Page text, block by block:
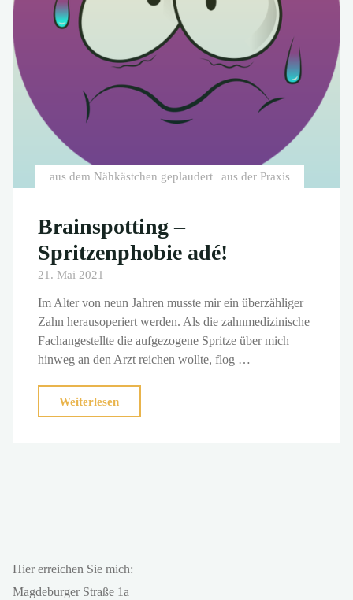
aus dem Nähkästchen geplaudert aus der Praxis
Brainspotting –
Spritzenphobie adé!
21. Mai 2021
Im Alter von neun Jahren musste mir ein überzähliger
Zahn herausoperiert werden. Als die zahnmedizinische
Fachangestellte die aufgezogene Spritze über mich
hinweg an den Arzt reichen wollte, flog …
Weiterlesen
Hier erreichen Sie mich:
Magdeburger Straße 1a